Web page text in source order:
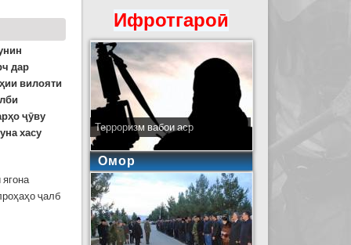
дар
вилояти
ҷӯву
хасу
ҷалб
Ифротгароӣ
Терроризм вабои аср
Омор